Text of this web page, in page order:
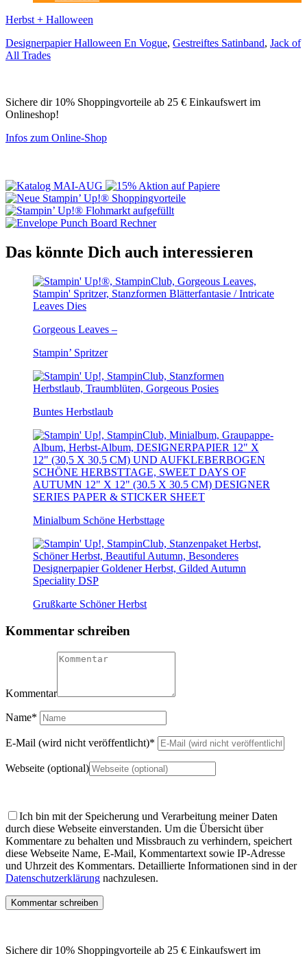
Herbst + Halloween
Designerpapier Halloween En Vogue, Gestreiftes Satinband, Jack of
All Trades
Sichere dir 10% Shoppingvorteile ab 25 € Einkaufswert im
Onlineshop!
Infos zum Online-Shop
Das könnte Dich auch interessieren
Gorgeous Leaves –
Stampin’ Spritzer
Buntes Herbstlaub
Minialbum Schöne Herbsttage
Grußkarte Schöner Herbst
Kommentar schreiben
Kommentar
Name*
E-Mail (wird nicht veröffentlicht)*
Webseite (optional)
Ich bin mit der Speicherung und Verarbeitung meiner Daten
durch diese Webseite einverstanden. Um die Übersicht über
Kommentare zu behalten und Missbrauch zu verhindern, speichert
diese Webseite Name, E-Mail, Kommentartext sowie IP-Adresse
und Uhrzeit des Kommentars. Detaillierte Informationen sind in der
Datenschutzerklärung nachzulesen.
Sichere dir 10% Shoppingvorteile ab 25 € Einkaufswert im